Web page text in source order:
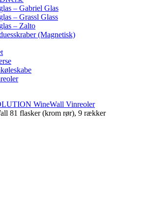
– Gabriel Glas
– Grassl Glass
– Zalto
(Magnetisk)
WineWall Vinreoler
81 flasker (krom rør), 9 rækker